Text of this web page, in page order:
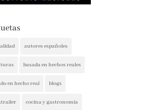
autores españoles
basada en hechos reales
en hecho real blogs
cocina y gastronomía